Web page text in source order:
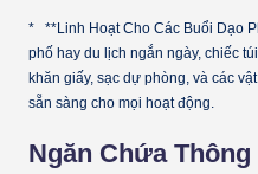
* **Linh Hoạt Cho Các Buổi Dạo
phố hay du lịch ngắn ngày, chiếc
khăn giấy, sạc dự phòng, và các
sẵn sàng cho mọi hoạt động.
Ngăn Chứa